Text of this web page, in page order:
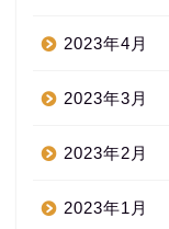
2023年4月
2023年3月
2023年2月
2023年1月